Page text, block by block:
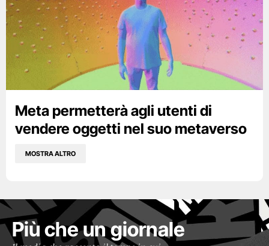
Meta permetterà agli utenti di
vendere oggetti nel suo metaverso
MOSTRA ALTRO
Più che un giornale